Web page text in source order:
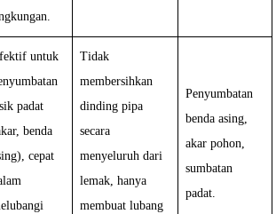
untuk
padat
benda
cepat
Tidak
membersihkan
dinding pipa
secara
menyeluruh dari
lemak, hanya
membuat lubang
Penyumbatan
benda asing,
akar pohon,
sumbatan
padat.